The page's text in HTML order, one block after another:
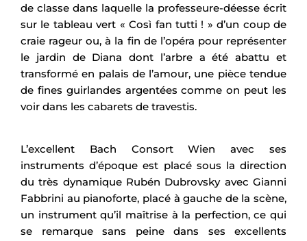
de classe dans laquelle la professeure-déesse écrit
sur le tableau vert « Così fan tutti ! » d’un coup de
craie rageur ou, à la fin de l’opéra pour représenter
le jardin de Diana dont l’arbre a été abattu et
transformé en palais de l’amour, une pièce tendue
de fines guirlandes argentées comme on peut les
voir dans les cabarets de travestis.
L’excellent Bach Consort Wien avec ses
instruments d’époque est placé sous la direction
du très dynamique Rubén Dubrovsky avec Gianni
Fabbrini au pianoforte, placé à gauche de la scène,
un instrument qu’il maîtrise à la perfection, ce qui
se remarque sans peine dans ses excellents